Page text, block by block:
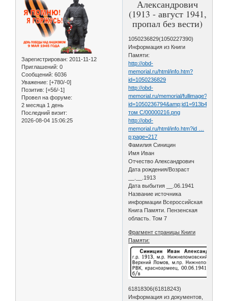
Зарегистрирован: 2011-11-12
Приглашений: 0
Сообщений: 6036
Уважение: [+780/-0]
Позитив: [+56/-1]
Провел на форуме:
2 месяца 1 день
Последний визит:
2026-08-04 15:06:25
Александрович
(1913 - август 1941,
пропал без вести)
1050236829(1050227390)
Информация из Книги
Памяти:
http://obd-
memorial.ru/html/info.htm?
id=1050236829
http://obd-
memorial.ru/memorial/fullimage?
том С/00000216.png
http://obd-
memorial.ru/html/info.htm?id …
p;page=217
Фамилия Синицин
Имя Иван
Отчество Александрович
Дата рождения/Возраст
__.__.1913
Дата выбытия __.06.1941
Название источника
информации Всероссийская
Книга Памяти. Пензенская
область. Том 7
Фрагмент страницы Книги
Памяти:
61818306(61818243)
Информация из документов,